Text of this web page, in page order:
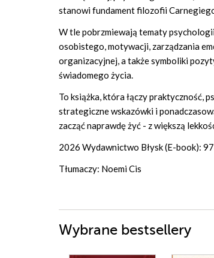
stanowi fundament filozofii
W tle pobrzmiewają tematy
osobistego, motywacji, zarządzania
organizacyjnej, a także symboliki
świadomego życia.
To książka, która łączy praktyczność,
strategiczne wskazówki i
zacząć naprawdę żyć - z większą
2026 Wydawnictwo Błysk (E-book):
Tłumaczy: Noemi Cis
Wybrane bestsellery